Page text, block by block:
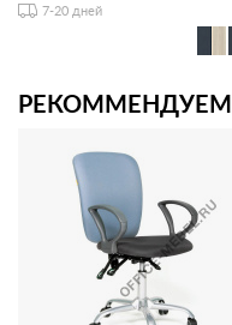
7-20 дней
РЕКОММЕНДУЕМ